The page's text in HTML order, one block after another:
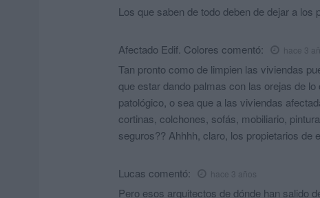
Los que saben de todo deben de dejar a los
Afectado Edif. Colores comentó: hace 3
Tan pronto como de limpien las viviendas
que estar dando palmas con las orejas de
patológico, o sea que a las viviendas
cortinas, colchones, sofás, mobiliario,
seguros?? Ahhhh, claro, los propietarios de
Lucas comentó: hace 3 años
Pero esos arquitectos de dónde han salido